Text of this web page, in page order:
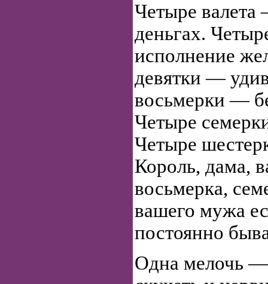
Четыре
деньгах.
исполнение
девятки —
восьмерки —
Четыре
Четыре
Король, дама,
восьмерка,
вашего мужа
постоянно
Одна мелочь —